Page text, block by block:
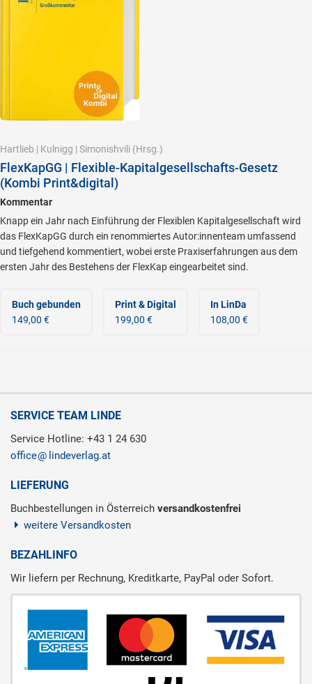
Hartlieb | Kulnigg | Simonishvili (Hrsg.)
FlexKapGG | Flexible-Kapitalgesellschafts-Gesetz
(Kombi Print&digital)
Kommentar
Knapp ein Jahr nach Einführung der Flexiblen Kapitalgesellschaft wird
das FlexKapGG durch ein renommiertes Autor:innenteam umfassend
und tiefgehend kommentiert, wobei erste Praxiserfahrungen aus dem
ersten Jahr des Bestehens der FlexKap eingearbeitet sind.
Buch gebunden
149,00 €
Print & Digital
199,00 €
In LinDa
108,00 €
SERVICE TEAM LINDE
Service Hotline: +43 1 24 630
office
lindeverlag.at
LIEFERUNG
Buchbestellungen in Österreich versandkostenfrei
weitere Versandkosten
BEZAHLINFO
Wir liefern per Rechnung, Kreditkarte, PayPal oder Sofort.